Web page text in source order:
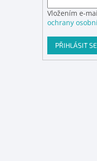
Vložením e-
ochrany
PŘIHLÁSIT SE